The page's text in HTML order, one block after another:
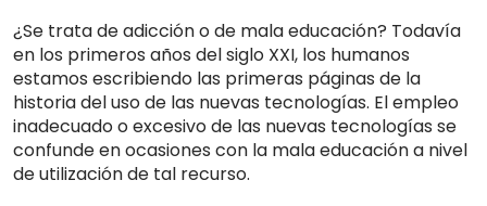
¿Se trata de adicción o de mala educación? Todavía
en los primeros años del siglo XXI, los humanos
estamos escribiendo las primeras páginas de la
historia del uso de las nuevas tecnologías. El empleo
inadecuado o excesivo de las nuevas tecnologías se
confunde en ocasiones con la mala educación a nivel
de utilización de tal recurso.